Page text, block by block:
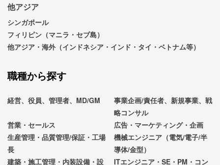
他アジア
シンガポール
フィリピン（マニラ・セブ島）
他アジア・海外（インドネシア・インド・タイ・ベトナム等）
職種から探す
経営、役員、管理者、MD/GM
事業企画/責任者、新規事業、戦
略コンサル
営業・セールス
広告・マーケティング・企画
生産管理・品質管理/保証・工場
長
機械エンジニア（電気/電子/半
導体/金型）
建築・施工管理・内装設備・設
ITエンジニア・SE・PM・コン